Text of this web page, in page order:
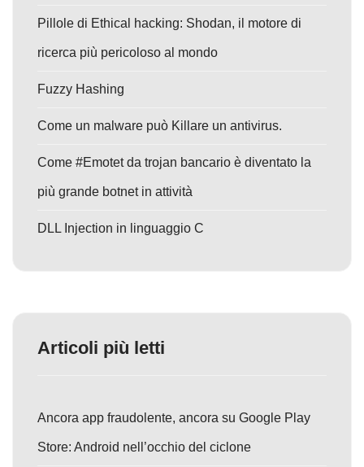
Pillole di Ethical hacking: Shodan, il motore di
ricerca più pericoloso al mondo
Fuzzy Hashing
Come un malware può Killare un antivirus.
Come #Emotet da trojan bancario è diventato la
più grande botnet in attività
DLL Injection in linguaggio C
Articoli più letti
Ancora app fraudolente, ancora su Google Play
Store: Android nell’occhio del ciclone